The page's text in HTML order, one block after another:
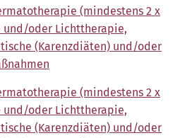
(mindestens 2 x
und/oder Lichttherapie,
(Karenzdiäten) und/oder
(mindestens 2 x
und/oder Lichttherapie,
(Karenzdiäten) und/oder